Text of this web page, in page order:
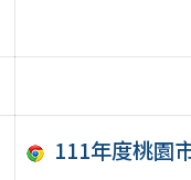
111年度桃園